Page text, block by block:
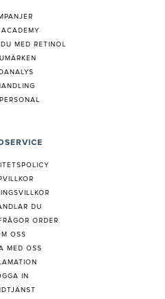
MED RETINOL
DU
ORDER
OSS
MED OSS
IN